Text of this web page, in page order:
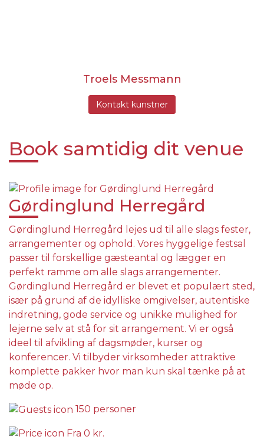
Troels Messmann
Kontakt kunstner
Book samtidig dit venue
Gørdinglund Herregård
Gørdinglund Herregård lejes ud til alle slags fester,
arrangementer og ophold. Vores hyggelige festsal
passer til forskellige gæsteantal og lægger en
perfekt ramme om alle slags arrangementer.
Gørdinglund Herregård er blevet et populært sted,
især på grund af de idylliske omgivelser, autentiske
indretning, gode service og unikke mulighed for
lejerne selv at stå for sit arrangement. Vi er også
ideel til afvikling af dagsmøder, kurser og
konferencer. Vi tilbyder virksomheder attraktive
komplette pakker hvor man kun skal tænke på at
møde op.
150 personer
Fra 0 kr.